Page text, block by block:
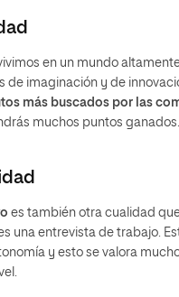
en un mundo
de imaginación y de
más buscados por las
muchos puntos
es también otra cualidad
una entrevista de trabajo.
y esto se valora